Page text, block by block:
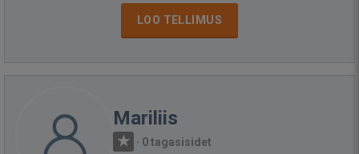
LOO TELLIMUS
Mariliis
· 0 tagasisidet